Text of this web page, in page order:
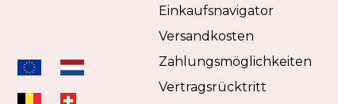
Einkaufsnavigator
Versandkosten
Zahlungsmöglichkeiten
Vertragsrücktritt